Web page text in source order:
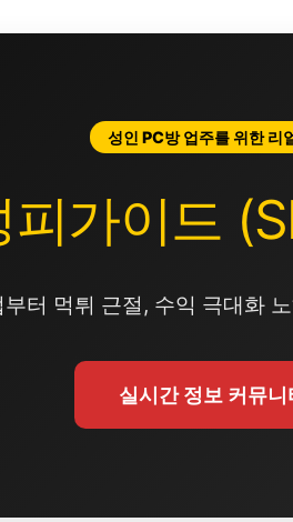
성인 PC방 업주를 위한 리
피가이드
부터 먹튀 근절, 수익 극대화
실시간 정보 커뮤니